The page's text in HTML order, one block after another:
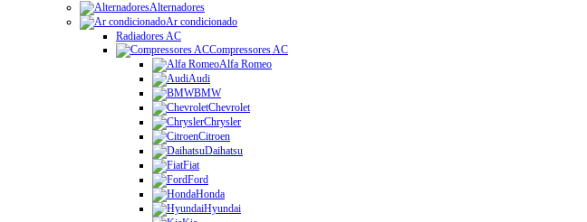
Alternadores
Ar condicionado
Radiadores AC
Compressores AC
Alfa Romeo
Audi
BMW
Chevrolet
Chrysler
Citroen
Daihatsu
Fiat
Ford
Honda
Hyundai